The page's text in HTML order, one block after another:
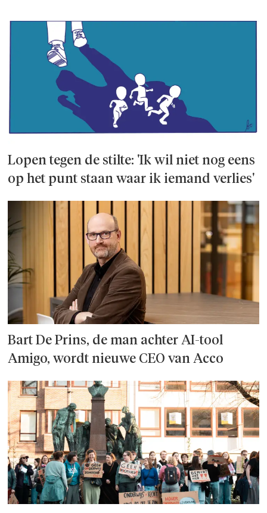
Lopen tegen de stilte: 'Ik wil niet nog eens
op het punt staan waar ik iemand verlies'
Bart De Prins, de man achter AI-tool
Amigo, wordt nieuwe CEO van Acco